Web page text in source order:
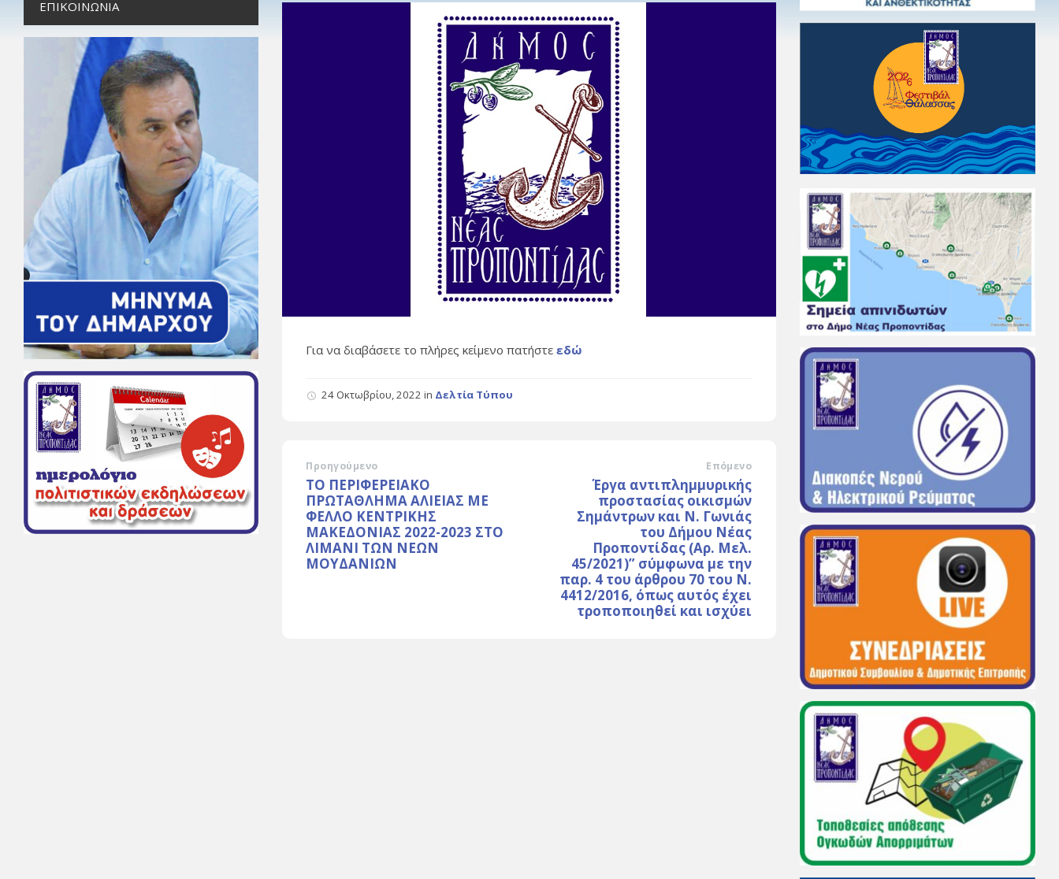
Για να διαβάσετε το πλήρες κείμενο πατήστεεδώ
24 Οκτωβρίου, 2022in Δελτία Τύπου
Προηγούμενο
ΤΟ ΠΕΡΙΦΕΡΕΙΑΚΟ
ΠΡΩΤΑΘΛΗΜΑ ΑΛΙΕΙΑΣ ΜΕ
ΦΕΛΛΟ ΚΕΝΤΡΙΚΗΣ
ΜΑΚΕΔΟΝΙΑΣ 2022-2023 ΣΤΟ
ΛΙΜΑΝΙ ΤΩΝ ΝΕΩΝ
ΜΟΥΔΑΝΙΩΝ
Επόμενο
Έργα αντιπλημμυρικής
προστασίας οικισμών
Σημάντρων και Ν. Γωνιάς
του Δήμου Νέας
Προποντίδας (Αρ. Μελ.
45/2021)” σύμφωνα με την
παρ. 4 του άρθρου 70 του Ν.
4412/2016, όπως αυτός έχει
τροποποιηθεί και ισχύει
ΕΠΙΚΟΙΝΩΝΊΑ